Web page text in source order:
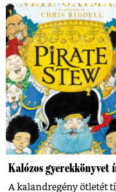
Kalózos gyerekkönyvet
A kalandregény ötletét